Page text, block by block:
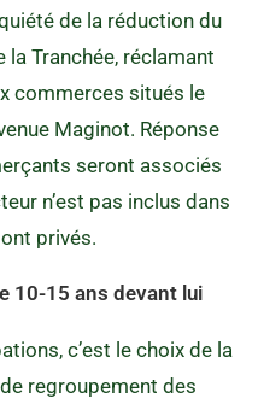
de la réduction du
Tranchée, réclamant
commerces situés le
Maginot. Réponse
seront associés
n’est pas inclus dans
privés.
10-15 ans devant lui
c’est le choix de la
regroupement des